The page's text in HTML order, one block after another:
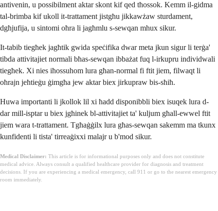
antivenin, u possibilment aktar skont kif qed tħossok. Kemm il-gidma
tal-brimba kif ukoll it-trattament jistgħu jikkawżaw sturdament,
dgħjufija, u sintomi oħra li jagħmlu s-sewqan mhux sikur.
It-tabib tiegħek jagħtik gwida speċifika dwar meta jkun sigur li terġa'
tibda attivitajiet normali bħas-sewqan ibbażat fuq l-irkupru individwali
tiegħek. Xi nies iħossuhom lura għan-normal fi ftit jiem, filwaqt li
oħrajn jeħtieġu ġimgħa jew aktar biex jirkupraw bis-sħiħ.
Huwa importanti li jkollok lil xi ħadd disponibbli biex isuqek lura d-
dar mill-isptar u biex jgħinek bl-attivitajiet ta' kuljum għall-ewwel ftit
jiem wara t-trattament. Tgħaġġilx lura għas-sewqan sakemm ma tkunx
kunfidenti li tista' tirreaġixxi malajr u b'mod sikur.
Medical Disclaimer: This article is for informational purposes only and does not constitute
medical advice. Always consult a qualified healthcare provider for diagnosis and treatment
decisions. If you are experiencing a medical emergency, call 911 or go to the nearest emergency
room immediately.